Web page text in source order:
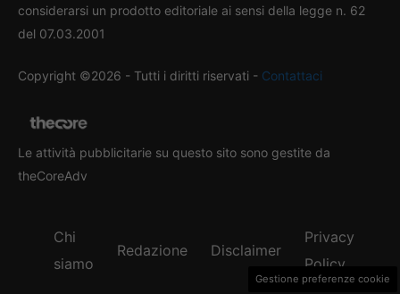
considerarsi un prodotto editoriale ai sensi della legge n. 62
del 07.03.2001
Copyright ©2026 - Tutti i diritti riservati - Contattaci
Le attività pubblicitarie su questo sito sono gestite da
theCoreAdv
Chi
siamo
Redazione Disclaimer
Privacy
Policy
Gestione preferenze cookie